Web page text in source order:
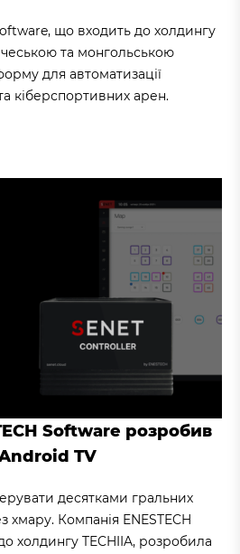
що входить до холдингу
чеською та монгольською
для автоматизації
кіберспортивних арен.
Software розробив
TV
десятками гральних
Компанія ENESTECH
холдингу TECHIIA, розробила